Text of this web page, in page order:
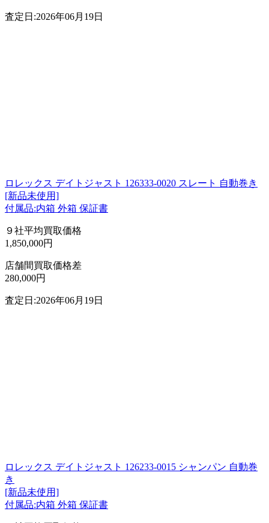
査定日:2026年06月19日
ロレックス デイトジャスト 126333-0020 スレート 自動巻き
[新品未使用]
付属品:内箱 外箱 保証書
９社平均買取価格
1,850,000円
店舗間買取価格差
280,000円
査定日:2026年06月19日
ロレックス デイトジャスト 126233-0015 シャンパン 自動巻
き
[新品未使用]
付属品:内箱 外箱 保証書